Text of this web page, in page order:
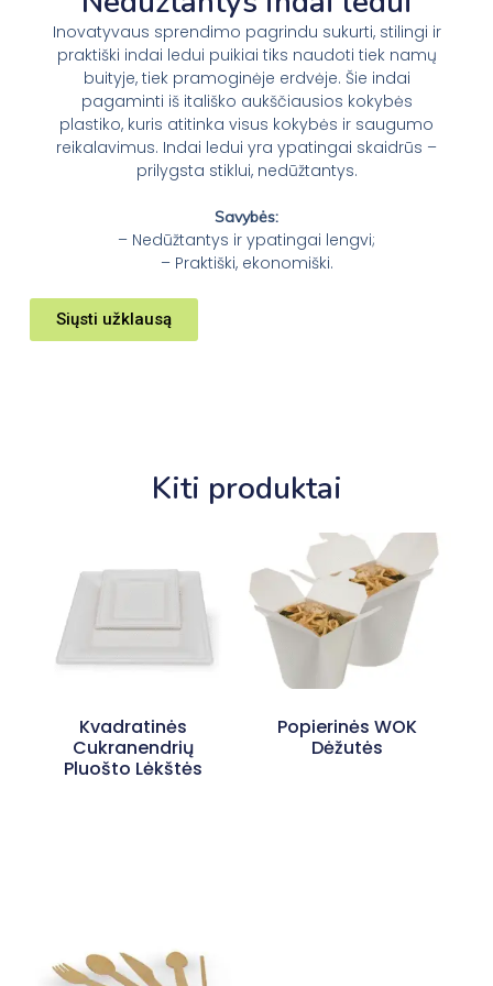
Inovatyvaus sprendimo pagrindu sukurti, stilingi ir
praktiški indai ledui puikiai tiks naudoti tiek namų
buityje, tiek pramoginėje erdvėje. Šie indai
pagaminti iš itališko aukščiausios kokybės
plastiko, kuris atitinka visus kokybės ir saugumo
reikalavimus. Indai ledui yra ypatingai skaidrūs –
prilygsta stiklui, nedūžtantys.
Savybės:
– Nedūžtantys ir ypatingai lengvi;
– Praktiški, ekonomiški.
Siųsti užklausą
Kiti produktai
Kvadratinės
Cukranendrių
Pluošto Lėkštės
Popierinės WOK
Dėžutės